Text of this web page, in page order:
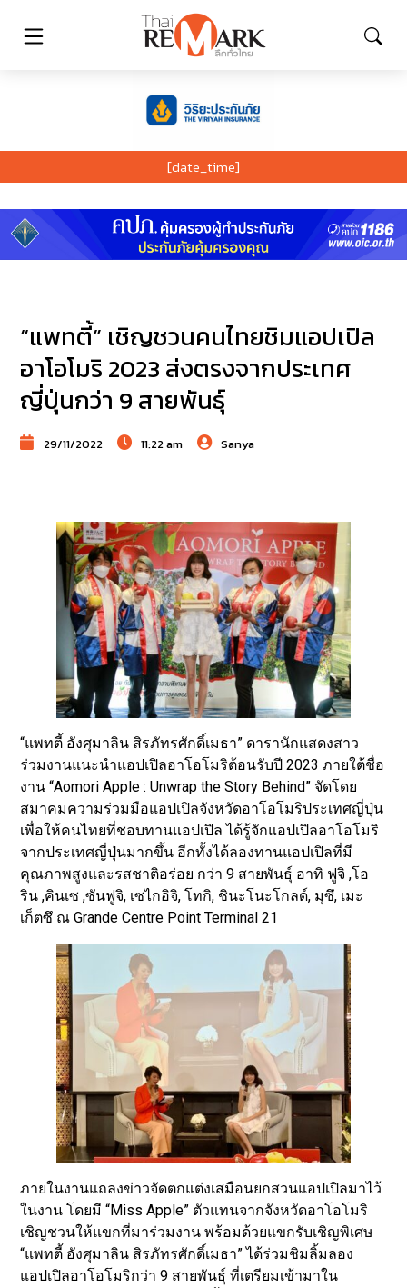
[date_time]
“แพทตี้” เชิญชวนคนไทยชิมแอปเปิล
อาโอโมริ 2023 ส่งตรงจากประเทศ
ญี่ปุ่นกว่า 9 สายพันธุ์
29/11/2022 11:22 am Sanya
“แพทตี้ อังศุมาลิน สิรภัทรศักดิ์เมธา” ดารานักแสดงสาว
ร่วมงานแนะนำแอปเปิลอาโอโมริต้อนรับปี 2023 ภายใต้ชื่อ
งาน “Aomori Apple : Unwrap the Story Behind” จัดโดย
สมาคมความร่วมมือแอปเปิลจังหวัดอาโอโมริประเทศญี่ปุ่น
เพื่อให้คนไทยที่ชอบทานแอปเปิล ได้รู้จักแอปเปิลอาโอโมริ
จากประเทศญี่ปุ่นมากขึ้น อีกทั้งได้ลองทานแอปเปิลที่มี
คุณภาพสูงและรสชาติอร่อย กว่า 9 สายพันธุ์ อาทิ ฟูจิ ,โอ
ริน ,คินเซ ,ซันฟูจิ, เซไกอิจิ, โทกิ, ชินะโนะโกลด์, มุซึ, เมะ
เก็ตซึ ณ Grande Centre Point Terminal 21
ภายในงานแถลงข่าวจัดตกแต่งเสมือนยกสวนแอปเปิลมาไว้
ในงาน โดยมี “Miss Apple” ตัวแทนจากจังหวัดอาโอโมริ
เชิญชวนให้แขกที่มาร่วมงาน พร้อมด้วยแขกรับเชิญพิเศษ
“แพทตี้ อังศุมาลิน สิรภัทรศักดิ์เมธา” ได้ร่วมชิมลิ้มลอง
แอปเปิลอาโอโมริกว่า 9 สายพันธุ์ ที่เตรียมเข้ามาใน